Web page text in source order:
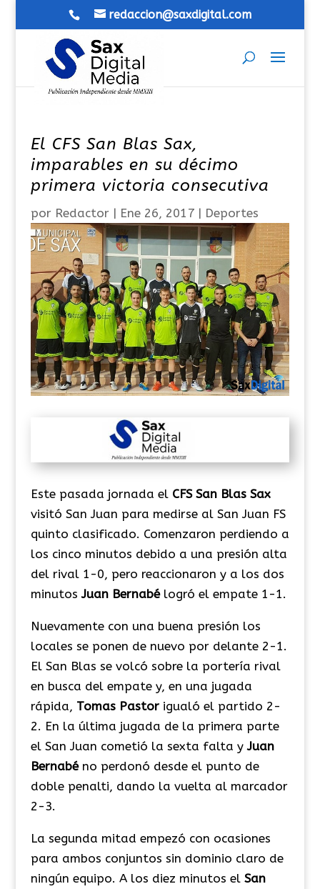
redaccion@saxdigital.com
El CFS San Blas Sax,
imparables en su décimo
primera victoria consecutiva
por Redactor| Ene 26, 2017| Deportes
Este pasada jornada el CFS San Blas Sax
visitó San Juan para medirse al San Juan FS
quinto clasificado. Comenzaron perdiendo a
los cinco minutos debido a una presión alta
del rival 1-0, pero reaccionaron y a los dos
minutosJuan Bernabélogró el empate 1-1.
Nuevamente con una buena presión los
locales se ponen de nuevo por delante 2-1.
El San Blas se volcó sobre la portería rival
en busca del empate y, en una jugada
rápida, Tomas Pastorigualó el partido 2-
2. En la última jugada de la primera parte
el San Juan cometió la sexta falta yJuan
Bernabéno perdonó desde el punto de
doble penalti, dando la vuelta al marcador
2-3.
La segunda mitad empezó con ocasiones
para ambos conjuntos sin dominio claro de
ningún equipo. A los diez minutos el San